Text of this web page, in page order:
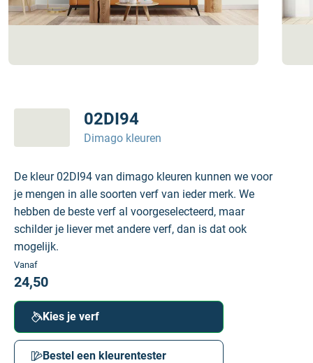
02DI94
Dimago kleuren
De kleur 02DI94 van dimago kleuren kunnen we voor
je mengen in alle soorten verf van ieder merk. We
hebben de beste verf al voorgeselecteerd, maar
schilder je liever met andere verf, dan is dat ook
mogelijk.
Vanaf
24,50
Kies je verf
Bestel een kleurentester